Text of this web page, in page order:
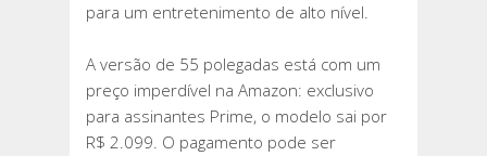
para um entretenimento de alto nível.
A versão de 55 polegadas está com um
preço imperdível na Amazon: exclusivo
para assinantes Prime, o modelo sai por
R$ 2.099. O pagamento pode ser